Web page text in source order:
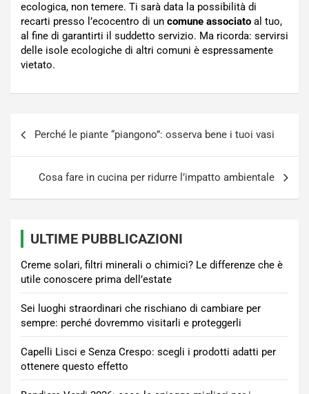
ecologica, non temere. Ti sarà data la possibilità di
recarti presso l’ecocentro di un comune associato al tuo,
al fine di garantirti il suddetto servizio. Ma ricorda: servirsi
delle isole ecologiche di altri comuni è espressamente
vietato.
Perché le piante “piangono”: osserva bene i tuoi vasi
Cosa fare in cucina per ridurre l’impatto ambientale
ULTIME PUBBLICAZIONI
Creme solari, filtri minerali o chimici? Le differenze che è
utile conoscere prima dell’estate
Sei luoghi straordinari che rischiano di cambiare per
sempre: perché dovremmo visitarli e proteggerli
Capelli Lisci e Senza Crespo: scegli i prodotti adatti per
ottenere questo effetto